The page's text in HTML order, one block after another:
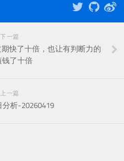
下一篇
快了十倍，也让有判断力的
钱了十倍
上一篇
析-20260419